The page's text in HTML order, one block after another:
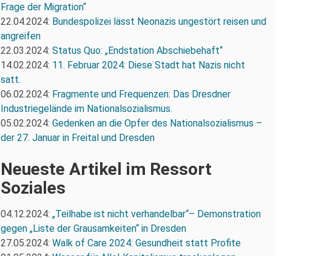
Frage der Migration“
22.04.2024: Bundespolizei lässt Neonazis ungestört reisen und
angreifen
22.03.2024: Status Quo: „Endstation Abschiebehaft“
14.02.2024: 11. Februar 2024: Diese Stadt hat Nazis nicht
satt.
06.02.2024: Fragmente und Frequenzen: Das Dresdner
Industriegelände im Nationalsozialismus.
05.02.2024: Gedenken an die Opfer des Nationalsozialismus –
der 27. Januar in Freital und Dresden
Neueste Artikel im Ressort
Soziales
04.12.2024: „Teilhabe ist nicht verhandelbar“– Demonstration
gegen „Liste der Grausamkeiten“ in Dresden
27.05.2024: Walk of Care 2024: Gesundheit statt Profite